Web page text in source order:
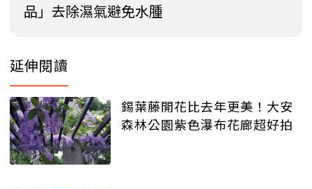
品」去除濕氣避免水腫
延伸閱讀
錫葉藤開花比去年更美！大安
森林公園紫色瀑布花廊超好拍